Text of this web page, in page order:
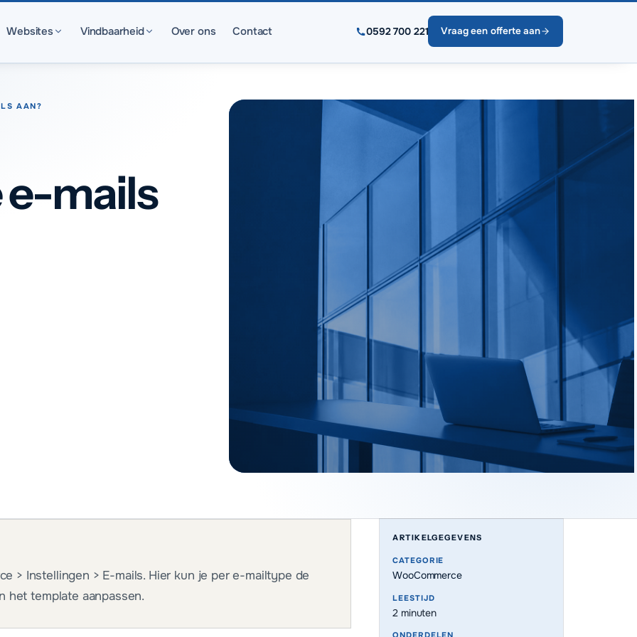
Websites Vindbaarheid Over ons Contact 0592 700 221 Vraag een offerte aan
AAN?
mails
> Instellingen > E-mails. Hier kun je per e-mailtype de
het template aanpassen.
ARTIKELGEGEVENS
CATEGORIE
WooCommerce
LEESTIJD
2 minuten
ONDERDELEN